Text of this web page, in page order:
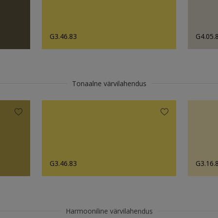
G3.46.83
Tonaalne värvilahendus
G3.46.83
Harmooniline värvilahendus